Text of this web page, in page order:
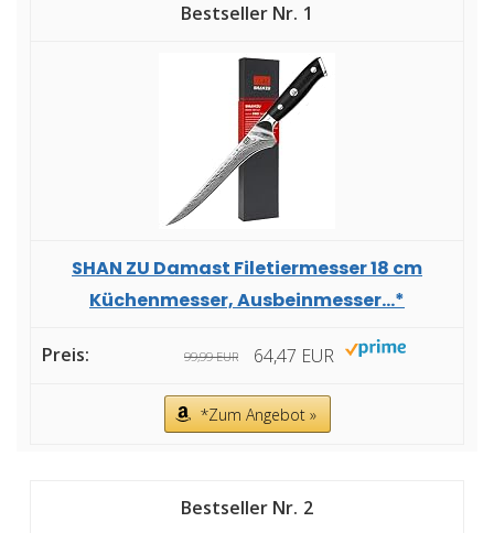
1
SHAN ZU Damast Filetiermesser 18 cm
Küchenmesser, Ausbeinmesser...*
99,99 EUR 64,47 EUR
*Zum Angebot »
2